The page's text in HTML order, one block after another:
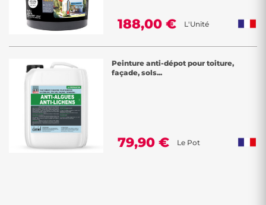
188,00 € L'Unité
Peinture anti-dépot pour toiture,
façade, sols...
79,90 € Le Pot